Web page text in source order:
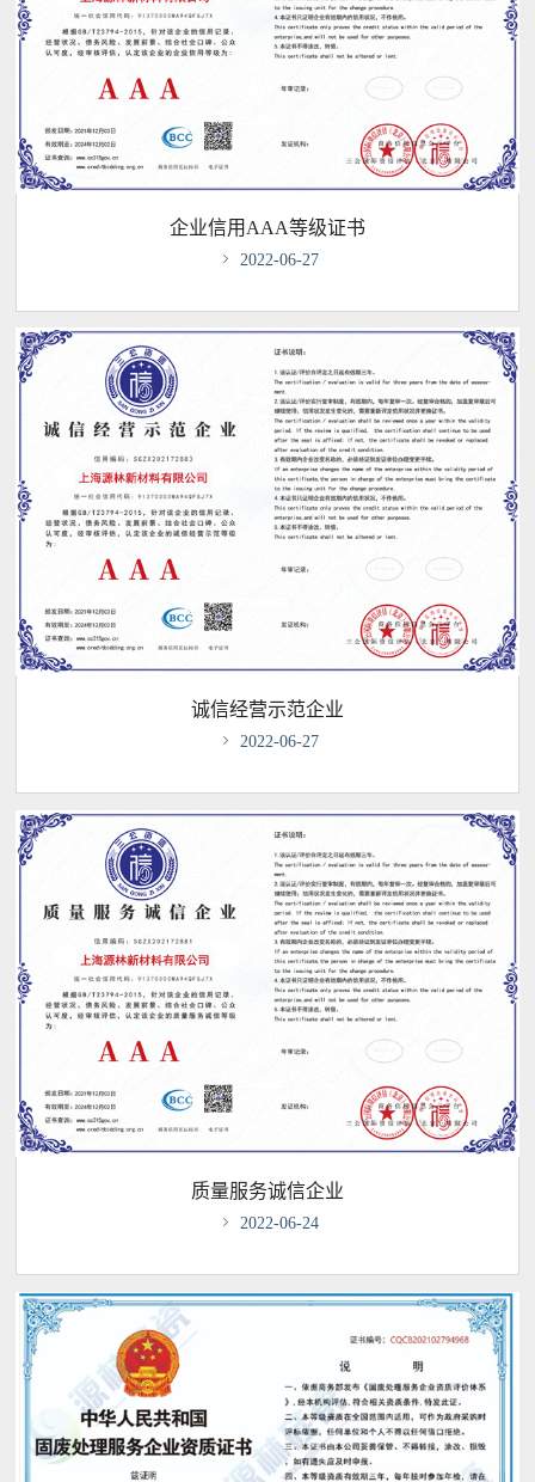
企业信用AAA等级证书
 2022-06-27
诚信经营示范企业
 2022-06-27
质量服务诚信企业
 2022-06-24